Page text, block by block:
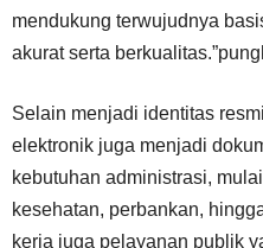
mendukung terwujudnya
akurat serta
Selain menjadi identitas
elektronik juga menjadi
kebutuhan administrasi,
kesehatan, perbankan,
kerja juga pelayanan publik